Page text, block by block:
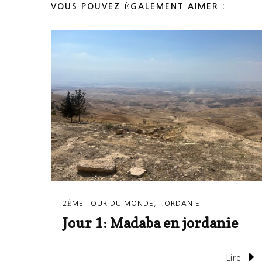
VOUS POUVEZ ÉGALEMENT AIMER :
2ÈME TOUR DU MONDE JORDANIE
Jour 1: Madaba en jordanie
Lire